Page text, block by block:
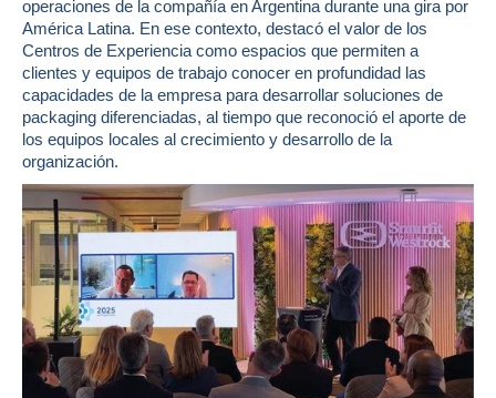
operaciones de la compañía en Argentina durante una gira por
América Latina. En ese contexto, destacó el valor de los
Centros de Experiencia como espacios que permiten a
clientes y equipos de trabajo conocer en profundidad las
capacidades de la empresa para desarrollar soluciones de
packaging diferenciadas, al tiempo que reconoció el aporte de
los equipos locales al crecimiento y desarrollo de la
organización.